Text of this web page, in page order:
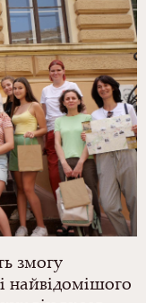
змогу
найвідомішого